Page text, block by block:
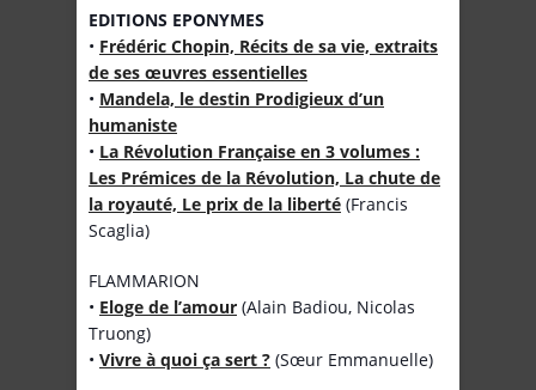
EDITIONS EPONYMES
• Frédéric Chopin, Récits de sa vie, extraits
de ses œuvres essentielles
• Mandela, le destin Prodigieux d’un
humaniste
• La Révolution Française en 3 volumes :
Les Prémices de la Révolution, La chute de
la royauté, Le prix de la liberté (Francis
Scaglia)
FLAMMARION
• Eloge de l’amour (Alain Badiou, Nicolas
Truong)
• Vivre à quoi ça sert ? (Sœur Emmanuelle)